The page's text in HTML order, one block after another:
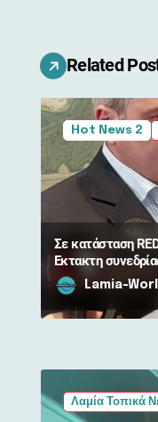
ά
ρ
θ
ρ
ω
ν
Related
Hot News 2
Σε κατάσταση
Έκτακτη
σε δάσηLamia-
Λαμία Τοπικά